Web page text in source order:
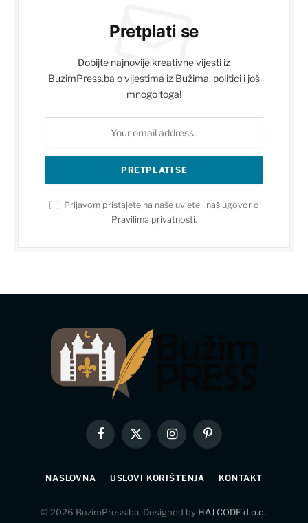
Pretplati se
Dobijte najnovije kreativne vijesti iz
BuzimPress.ba o vijestima iz Bužima, politici i još
mnogo toga!
Prijavom pristajete na naše uvjete i naš ugovor o
Pravilima privatnosti.
Facebook
X
InstagramPinterest
NASLOVNA USLOVI KORIŠTENJA KONTAKT
© 2026 BuzimPress.ba. Designed by HAJ CODE d.o.o..